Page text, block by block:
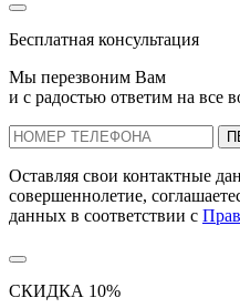
Бесплатная консультация
Мы перезвоним Вам
и с радостью ответим на все
Оставляя свои контактные
совершеннолетие,
данных в соответствии с
СКИДКА 10%